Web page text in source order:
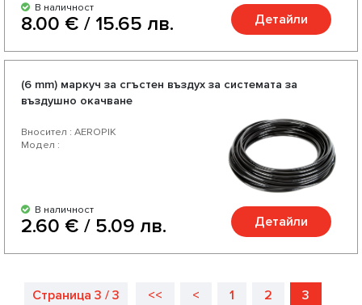
В наличност
8.00 € / 15.65 лв. Детайли
(6 mm) маркуч за сгъстен въздух за системата за
въздушно окачване
Вносител : AEROPIK
Модел :
В наличност
2.60 € / 5.09 лв. Детайли
Страница 3 / 3 << < 1 2 3